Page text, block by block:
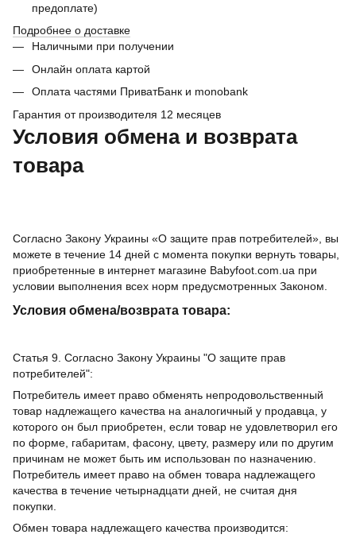
предоплате)
Подробнее о доставке
Наличными при получении
Онлайн оплата картой
Оплата частями ПриватБанк и monobank
Гарантия от производителя 12 месяцев
Условия обмена и возврата
товара
Согласно Закону Украины «О защите прав потребителей», вы
можете в течение 14 дней с момента покупки вернуть товары,
приобретенные в интернет магазине Babyfoot.com.ua при
условии выполнения всех норм предусмотренных Законом.
Условия обмена/возврата товара:
Статья 9. Согласно Закону Украины "О защите прав
потребителей":
Потребитель имеет право обменять непродовольственный
товар надлежащего качества на аналогичный у продавца, у
которого он был приобретен, если товар не удовлетворил его
по форме, габаритам, фасону, цвету, размеру или по другим
причинам не может быть им использован по назначению.
Потребитель имеет право на обмен товара надлежащего
качества в течение четырнадцати дней, не считая дня
покупки.
Обмен товара надлежащего качества производится: